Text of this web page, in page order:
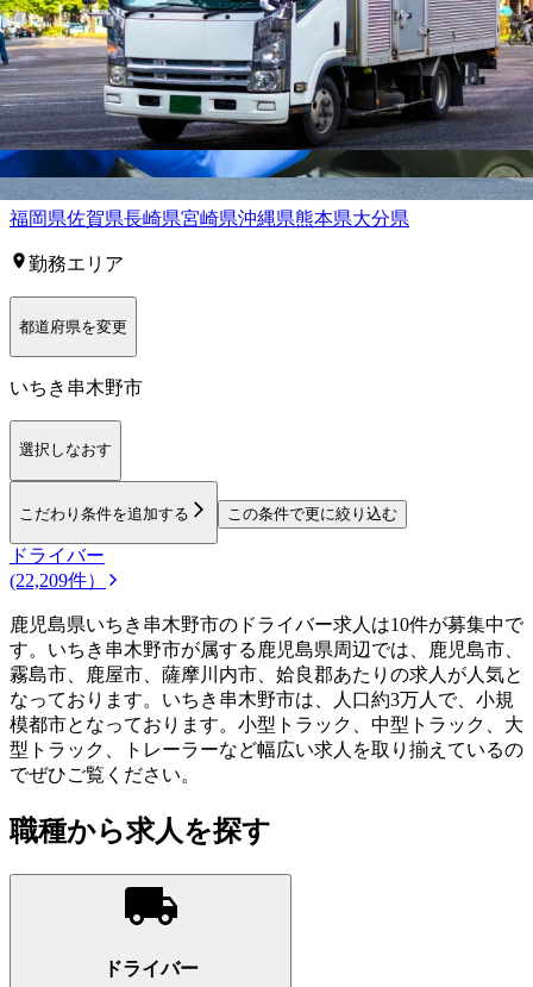
ら探す
正社員トラック中型トラック・中型免許 長距離 タクシートレ
ーラー大型トラック・大型免許
【 九州・沖縄】他の都道府県から 探す
福岡県佐賀県長崎県宮崎県沖縄県熊本県大分県
勤務エリア
都道府県を変更
いちき串木野市
選択しなおす
こだわり条件を追加する この条件で更に絞り込む
ドライバー
(22,209件）
鹿児島県いちき串木野市のドライバー求人は10件が募集中で
す。いちき串木野市が属する鹿児島県周辺では、鹿児島市、
霧島市、鹿屋市、薩摩川内市、姶良郡あたりの求人が人気と
なっております。いちき串木野市は、人口約3万人で、小規
模都市となっております。小型トラック、中型トラック、大
型トラック、トレーラーなど幅広い求人を取り揃えているの
でぜひご覧ください。
職種から求人を探す
ドライバー